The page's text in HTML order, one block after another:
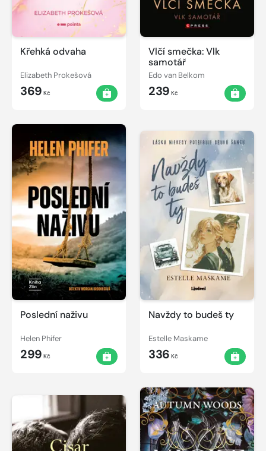
Křehká odvaha
Elizabeth Prokešová
369 Kč
Vlčí smečka: Vlk
samotář
Edo van Belkom
239 Kč
Poslední naživu
Helen Phifer
299 Kč
Navždy to budeš ty
Estelle Maskame
336 Kč